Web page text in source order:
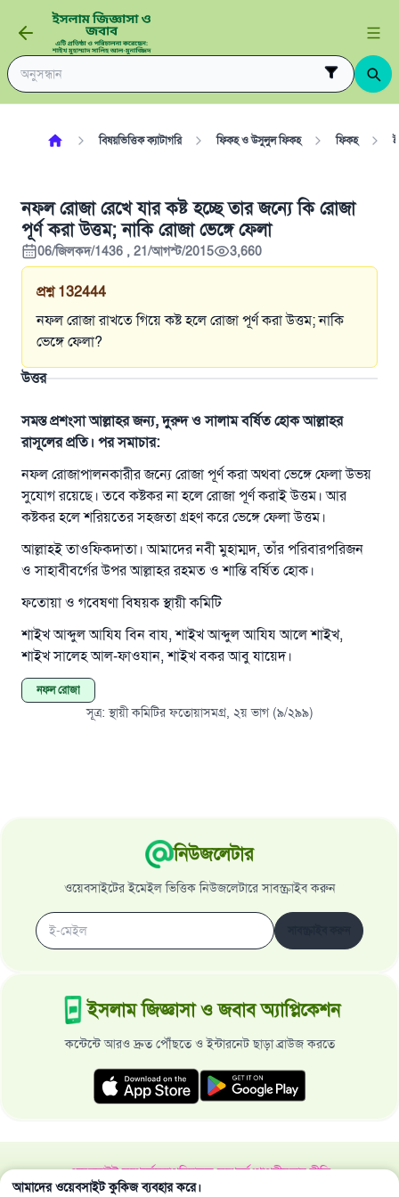
বিষয়ভিত্তিক ক্যাটাগরি ফিকহ ও উসুলুল ফিকহ ফিকহ
নফল রোজা রেখে যার কষ্ট হচ্ছে তার জন্যে কি রোজা
পূর্ণ করা উত্তম; নাকি রোজা ভেঙ্গে ফেলা
06/জিলকদ/1436 , 21/আগস্ট/2015 3,660
প্রশ্ন 132444
নফল রোজা রাখতে গিয়ে কষ্ট হলে রোজা পূর্ণ করা উত্তম; নাকি
ভেঙ্গে ফেলা?
উত্তর
সমস্ত প্রশংসা আল্লাহর জন্য, দুরুদ ও সালাম বর্ষিত হোক আল্লাহর
রাসূলের প্রতি। পর সমাচার:
নফল রোজাপালনকারীর জন্যে রোজা পূর্ণ করা অথবা ভেঙ্গে ফেলা উভয়
সুযোগ রয়েছে। তবে কষ্টকর না হলে রোজা পূর্ণ করাই উত্তম। আর
কষ্টকর হলে শরিয়তের সহজতা গ্রহণ করে ভেঙ্গে ফেলা উত্তম।
আল্লাহই তাওফিকদাতা। আমাদের নবী মুহাম্মদ, তাঁর পরিবারপরিজন
ও সাহাবীবর্গের উপর আল্লাহর রহমত ও শান্তি বর্ষিত হোক।
ফতোয়া ও গবেষণা বিষয়ক স্থায়ী কমিটি
শাইখ আব্দুল আযিয বিন বায, শাইখ আব্দুল আযিয আলে শাইখ,
শাইখ সালেহ আল-ফাওযান, শাইখ বকর আবু যায়েদ।
নফল রোজা
সূত্র:স্থায়ী কমিটির ফতোয়াসমগ্র, ২য় ভাগ (৯/২৯৯)
নিউজলেটার
ওয়েবসাইটের ইমেইল ভিত্তিক নিউজলেটারে সাবস্ক্রাইব করুন
ইসলাম জিজ্ঞাসা ও জবাব অ্যাপ্লিকেশন
কন্টেন্টে আরও দ্রুত পৌঁছতে ও ইন্টারনেট ছাড়া ব্রাউজ করতে
ওয়েবসাইট সম্পর্কেমহাপরিচালক সম্পর্কেগোপনীয়তার নীতি
সর্বস্বত্ব ইসলাম জিজ্ঞাসা ও জবাব ওয়েবসাইট কর্তৃক সংরক্ষিত 1997-2025 ©
উত্তর নম্বর ১১০৮৪৫ একটি বিবাহ রক্ষা
করেছিল।
উম্মাহকে উত্তর দিতে আমাদেরকে সহযোগিতা করুন
রাসূল সাল্লাল্লাহু আলাইহি ওয়া সাল্লাম বলেছেন
যে ব্যক্তি সৎ কর্মের পথ দেখাবে সে সৎকর্মকারীর সমান
(সহিহ মুসলিম; ১৮৯৩)
আমাদের ওয়েবসাইট কুকিজ ব্যবহার করে।